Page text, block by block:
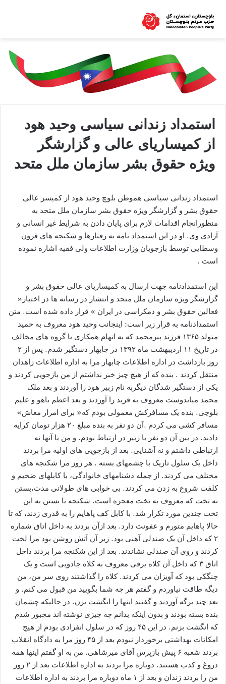
استمداد زندانی سیاسی وحید هود
از کمیساریای عالی و گزارشگر
ویژه حقوق بشر سازمان ملل متحد
استمداد زندانی سیاسی هموطن بلوچ وحید هود از کمیسر عالی
حقوق بشر و گزارشگر ویژه حقوق بشر سازمان ملل متحد به
منظورانجام اقدامات لازم برای پایان دادن به شرایط غیر انسانی و
آزادی وی. او در این استمداد نامه به رفتارها و شکنجه های قرون
وسطایی توسط بازجویان وزارت اطلاعات ولی فقیه اشاره نموده
است .
این استمدادنامه جهت ارسال به کمیساریای عالی حقوق بشر و
گزارشگر ویژه سازمان ملل متحد و انتشار در رسانه ها در اختیار«
فعالین حقوق بشر و دمکراسی در ایران » قرار داده شده است. متن
استمدادنامه به قرار زیر است: اینجانب وحید هود معروف به حمید
متولد ۱۳۶۵ فرزند پیرمحمد که به اتهام همکاری با گروه های مخالف
در تاریخ ۱۱ اردیبهشت ماه ۱۳۹۲ در چابهار دستگیر شدم. پس از ۲
روز بازداشت در اداره اطلاعات چابهار مرا به اداره اطلاعات زاهدان
منتقل کردند . بنده که از هیچ چیز خبر نداشتم از من بازجویی کردند و
یکی از دستگیر شدگان دیگربه نام زبیر هود را آوردند و بعد ملک
محمد میاندوست معروف به فرید را آوردند و بعد اعظم باهو و علیم
بلوچی. بنده یک مسافرکش معمولی بودم که« برای امرار معاش»
مسافر کشی می کردم .آن دو نفر به بنده مبلغ ۲۰ هزار تومان کرایه
دادند. در بین آن دو نفر با زبیر در ارتباط بودم. و من با آنها نه
ارتباطی داشتم و نه آشنایی. بعد از بازجویی های اولیه مرا بردند
داخل یک سلول تاریک با چشمهای بسته . هر روز مرا شکنجه های
مختلف می کردند. از جمله دشنامهای خانوادگی، با کابلهای ضخیم و
کلفت شروع به زدن می کردند. بی خوابی های طولانی مدت،بستن
به تخت که معروف به تخت معجزه است. شکنجه با بستن به این
تخت چندین مورد تکرار شد. با کابل کف پاهایم را به قدری زدند، که تا
حالا پاهایم متورم و عفونت دارد. بعد ازآن بردند به داخل اتاق شماره
۲ که داخل آن یک صندلی آهنی بود. زیر آن آتش روشن بود مرا لخت
کردند و روی آن صندلی نشاندند. بعد از این شکنجه مرا بردند داخل
اتاق ۳ که داخل آن کلاه برقی معروف به کلاه جادویی است و یک
چنگکی بود که آویزان می کردند. کلاه را گذاشتند روی سر من، من
دیگه طاقت نیاوردم و گفتم هر چه شما بگویید من قبول می کنم. و
بعد چند برگه آوردند و گفتند اینها را انگشت بزن. در حالیکه چشمان
بنده بسته بودند و بدون اینکه بدانم چه چیزی نوشته اند مجبور شدم
که انگشت بزنم. در این ۴۵ روز که در سلول انفرادی بودم از هیچ
امکانات بهداشتی برخوردار نبودم بعد از ۴۵ روز مرا به دادگاه انقلاب
بردند شعبه ۶ پیش بازپرس آقای میرشاهی. من به او گفتم اینها همه
دروغ و کذب هستند. دوباره مرا بردند به اداره اطلاعات بعد از ۲ روز
من را بردند زندان و بعد از ۱ ماه دوباره مرا بردند به اداره اطلاعات